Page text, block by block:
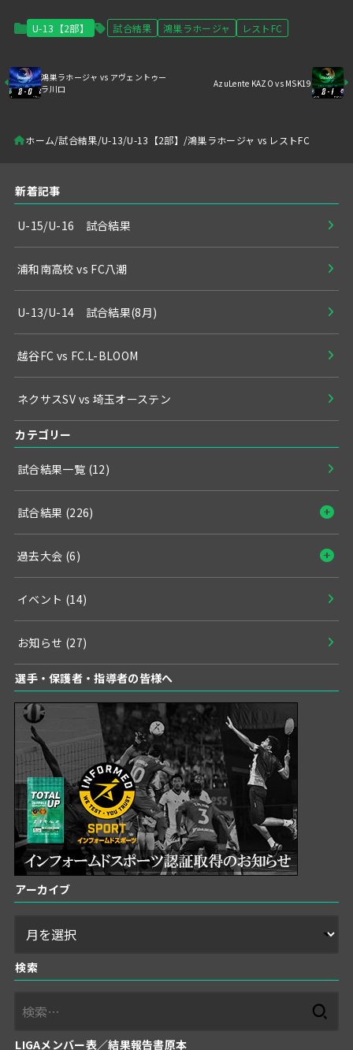
U-13【2部】 試合結果 鴻巣ラホージャ レストFC
鴻巣ラホージャ vs アヴェントゥー
ラ川口
AzuLente KAZO vs MSK19
ホーム 試合結果 U-13 U-13【2部】 鴻巣ラホージャ vs レストFC
新着記事
U-15/U-16 試合結果
浦和南高校 vs FC八潮
U-13/U-14 試合結果(8月)
越谷FC vs FC.L-BLOOM
ネクサスSV vs 埼玉オーステン
カテゴリー
試合結果一覧 (12)
試合結果 (226)
過去大会 (6)
イベント (14)
お知らせ (27)
選手・保護者・指導者の皆様へ
アーカイブ
検索
LIGAメンバー表／結果報告書原本